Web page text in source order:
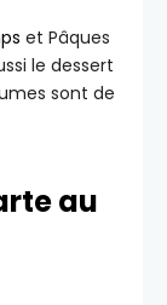
et Pâques
le dessert
sont de
au